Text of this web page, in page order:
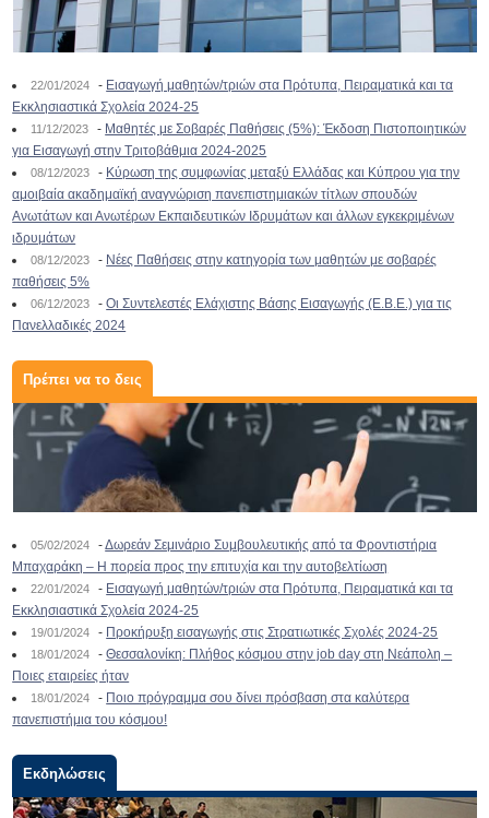
22/01/2024 - Εισαγωγή μαθητών/τριών στα Πρότυπα, Πειραματικά και τα
Εκκλησιαστικά Σχολεία 2024-25
11/12/2023 - Μαθητές με Σοβαρές Παθήσεις (5%): Έκδοση Πιστοποιητικών
για Εισαγωγή στην Τριτοβάθμια 2024-2025
08/12/2023 - Κύρωση της συμφωνίας μεταξύ Ελλάδας και Κύπρου για την
αμοιβαία ακαδημαϊκή αναγνώριση πανεπιστημιακών τίτλων σπουδών
Ανωτάτων και Ανωτέρων Εκπαιδευτικών Ιδρυμάτων και άλλων εγκεκριμένων
ιδρυμάτων
08/12/2023 - Νέες Παθήσεις στην κατηγορία των μαθητών με σοβαρές
παθήσεις 5%
06/12/2023 -Οι Συντελεστές Ελάχιστης Βάσης Εισαγωγής (Ε.Β.Ε.) για τις
Πανελλαδικές 2024
Πρέπει να το δεις
05/02/2024 -Δωρεάν Σεμινάριο Συμβουλευτικής από τα Φροντιστήρια
Μπαχαράκη – Η πορεία προς την επιτυχία και την αυτοβελτίωση
22/01/2024 - Εισαγωγή μαθητών/τριών στα Πρότυπα, Πειραματικά και τα
Εκκλησιαστικά Σχολεία 2024-25
19/01/2024 - Προκήρυξη εισαγωγής στις Στρατιωτικές Σχολές 2024-25
18/01/2024 -Θεσσαλονίκη: Πλήθος κόσμου στην job day στη Νεάπολη –
Ποιες εταιρείες ήταν
18/01/2024 - Ποιο πρόγραμμα σου δίνει πρόσβαση στα καλύτερα
πανεπιστήμια του κόσμου!
Εκδηλώσεις